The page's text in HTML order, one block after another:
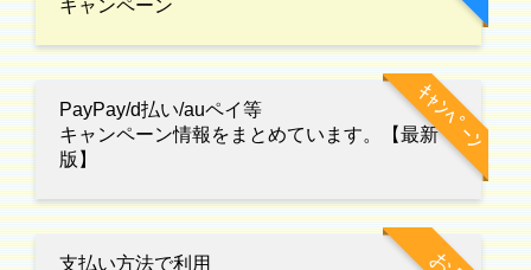
キャンペーン
ｷｬﾝﾍﾟｰﾝ
PayPay/d払い/auペイ等
キャンペーン情報をまとめています。【最新
版】
支払い方法で利用